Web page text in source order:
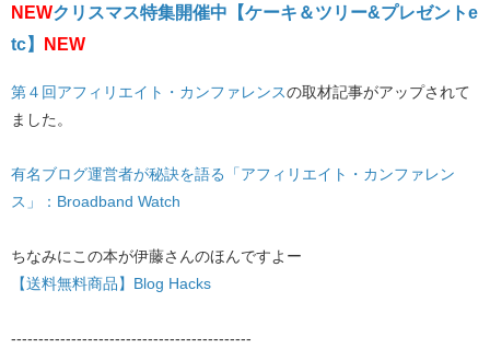
NEWクリスマス特集開催中【ケーキ＆ツリー&プレゼントe
tc】 NEW
第４回アフィリエイト・カンファレンスの取材記事がアップされて
ました。
有名ブログ運営者が秘訣を語る「アフィリエイト・カンファレン
ス」：Broadband Watch
ちなみにこの本が伊藤さんのほんですよー
【送料無料商品】Blog Hacks
--------------------------------------------